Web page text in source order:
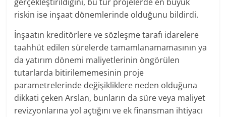
riskin ise inşaat dönemlerinde olduğunu bildirdi.
İnşaatın kreditörlere ve sözleşme tarafı idarelere
taahhüt edilen sürelerde tamamlanamamasının ya
da yatırım dönemi maliyetlerinin öngörülen
tutarlarda bitirilememesinin proje
parametrelerinde değişikliklere neden olduğuna
dikkati çeken Arslan, bunların da süre veya maliyet
revizyonlarına yol açtığını ve ek finansman ihtiyacı